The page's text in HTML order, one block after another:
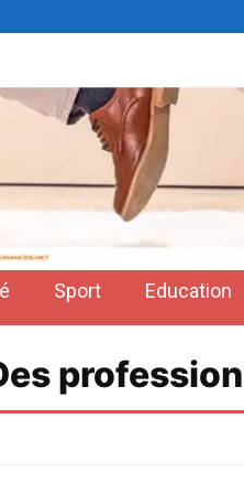
Sport Education